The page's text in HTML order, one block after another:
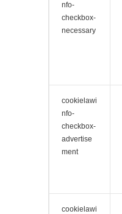
nfo-
checkbox-
necessary
cookielawi
nfo-
checkbox-
advertise
ment
cookielawi